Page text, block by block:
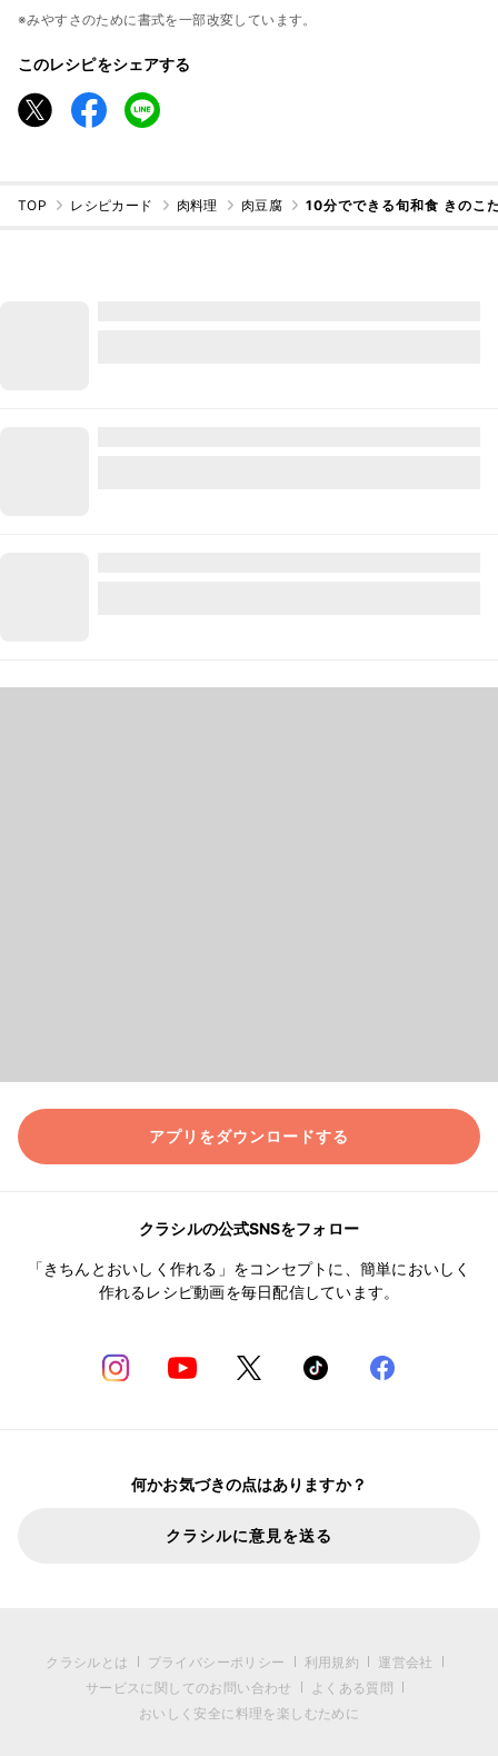
※みやすさのために書式を一部改変しています。
このレシピをシェアする
TOP レシピカード 肉料理 肉豆腐 10分でできる旬和食 きのこ
アプリをダウンロードする
クラシルの公式SNSをフォロー
「きちんとおいしく作れる」をコンセプトに、簡単においしく
作れるレシピ動画を毎日配信しています。
何かお気づきの点はありますか？
クラシルに意見を送る
クラシルとは プライバシーポリシー 利用規約
運営会社
サービスに関してのお問い合わせ
よくある質問
おいしく安全に料理を楽しむために